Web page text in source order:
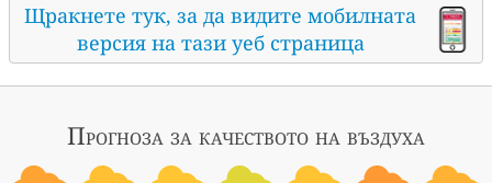
Щракнете тук, за да видите мобилната
версия на тази уеб страница
Прогноза за качеството на въздуха